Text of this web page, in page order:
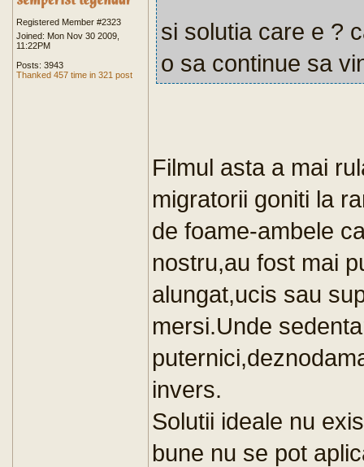
Registered Member #2323
Joined: Mon Nov 30 2009,
11:22PM
Posts: 3943
Thanked 457 time in 321 post
si solutia care e ?
o sa continue sa
Filmul asta a mai
migratorii goniti la
de foame-ambele
nostru,au fost mai
alungat,ucis sau
mersi.Unde
invers.
Solutii ideale nu
bune nu se pot